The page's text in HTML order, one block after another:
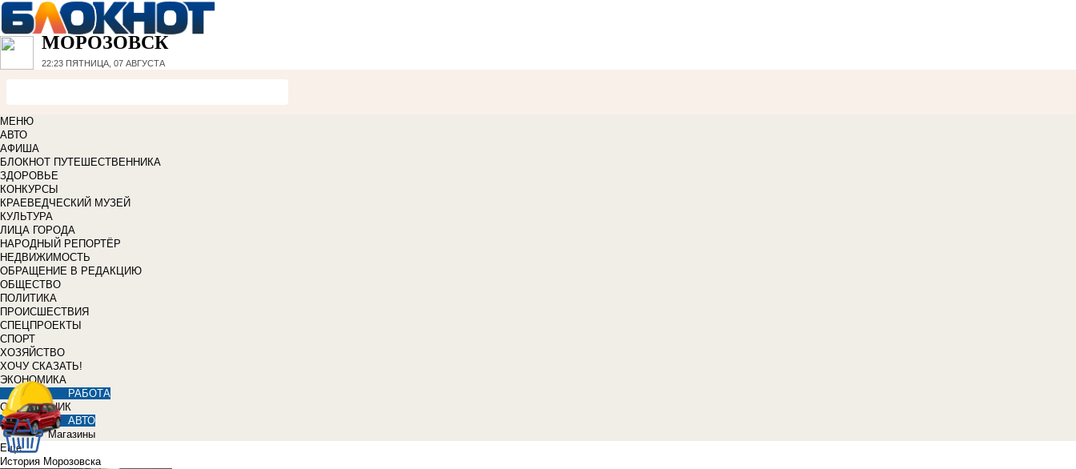
МОРОЗОВСК
22:23 ПЯТНИЦА, 07 АВГУСТА
МЕНЮ
АВТО
АФИША
БЛОКНОТ ПУТЕШЕСТВЕННИКА
ЗДОРОВЬЕ
КОНКУРСЫ
КРАЕВЕДЧЕСКИЙ МУЗЕЙ
КУЛЬТУРА
ЛИЦА ГОРОДА
НАРОДНЫЙ РЕПОРТЁР
НЕДВИЖИМОСТЬ
ОБРАЩЕНИЕ В РЕДАКЦИЮ
ОБЩЕСТВО
ПОЛИТИКА
ПРОИСШЕСТВИЯ
СПЕЦПРОЕКТЫ
СПОРТ
ХОЗЯЙСТВО
ХОЧУ СКАЗАТЬ!
ЭКОНОМИКА
РАБОТА
СПРАВОЧНИК
АВТО
Магазины
Еще
История Морозовска